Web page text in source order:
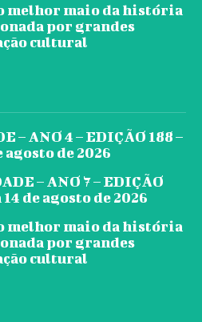
melhor maio da história
por grandes
cultural
– ANO 4 – EDIÇÃO 188 –
agosto de 2026
– ANO 7 – EDIÇÃO
14 de agosto de 2026
melhor maio da história
por grandes
cultural